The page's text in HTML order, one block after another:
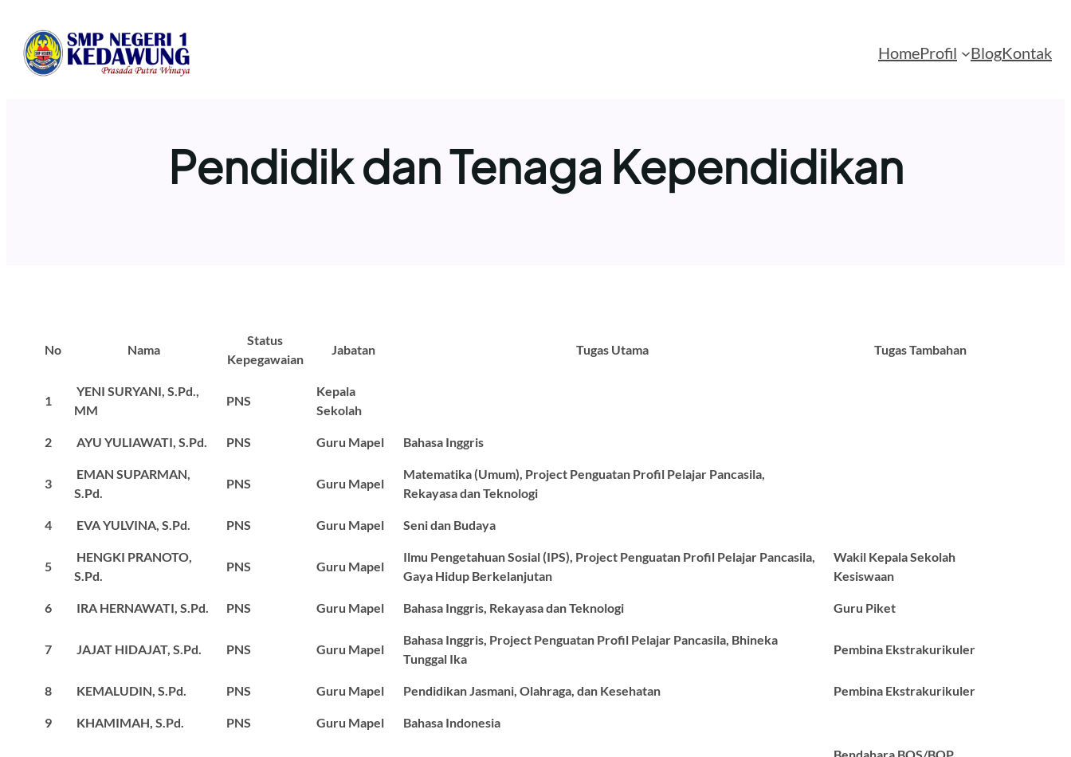
konten
HomeProfil BlogKontak
Pendidik dan Tenaga Kependidikan
No Nama
Status
Kepegawaian
Jabatan Tugas Utama Tugas Tambahan
1
YENI SURYANI, S.Pd.,
MM
PNS
Kepala
Sekolah
2 AYU YULIAWATI, S.Pd. PNS Guru Mapel Bahasa Inggris
3
EMAN SUPARMAN,
S.Pd.
PNS Guru Mapel
Matematika (Umum), Project Penguatan Profil Pelajar Pancasila,
Rekayasa dan Teknologi
4 EVA YULVINA, S.Pd. PNS Guru Mapel Seni dan Budaya
5
HENGKI PRANOTO,
S.Pd.
PNS Guru Mapel
Ilmu Pengetahuan Sosial (IPS), Project Penguatan Profil Pelajar Pancasila,
Gaya Hidup Berkelanjutan
Wakil Kepala Sekolah
Kesiswaan
6 IRA HERNAWATI, S.Pd. PNS Guru Mapel Bahasa Inggris, Rekayasa dan Teknologi Guru Piket
7 JAJAT HIDAJAT, S.Pd. PNS Guru Mapel
Bahasa Inggris, Project Penguatan Profil Pelajar Pancasila, Bhineka
Tunggal Ika
Pembina Ekstrakurikuler
8 KEMALUDIN, S.Pd. PNS Guru Mapel Pendidikan Jasmani, Olahraga, dan Kesehatan Pembina Ekstrakurikuler
9 KHAMIMAH, S.Pd. PNS Guru Mapel Bahasa Indonesia